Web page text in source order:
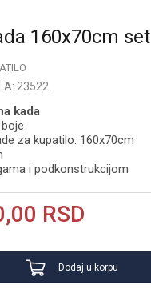
160x70cm set
23522
kada
za kupatilo: 160x70cm
i podkonstrukcijom
RSD
Dodaj u korpu